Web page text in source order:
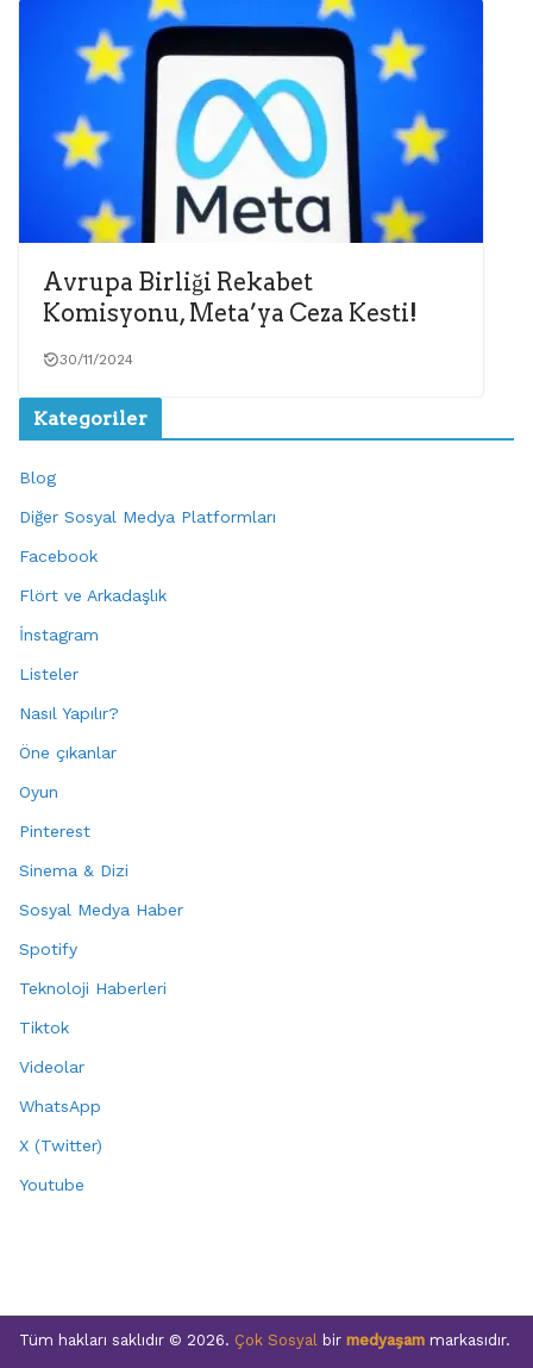
Avrupa Birliği Rekabet
Komisyonu, Meta’ya Ceza Kesti!
30/11/2024
Kategoriler
Blog
Diğer Sosyal Medya Platformları
Facebook
Flört ve Arkadaşlık
İnstagram
Listeler
Nasıl Yapılır?
Öne çıkanlar
Oyun
Pinterest
Sinema & Dizi
Sosyal Medya Haber
Spotify
Teknoloji Haberleri
Tiktok
Videolar
WhatsApp
X (Twitter)
Youtube
Tüm hakları saklıdır © 2026. Çok Sosyal bir medyaşam markasıdır.